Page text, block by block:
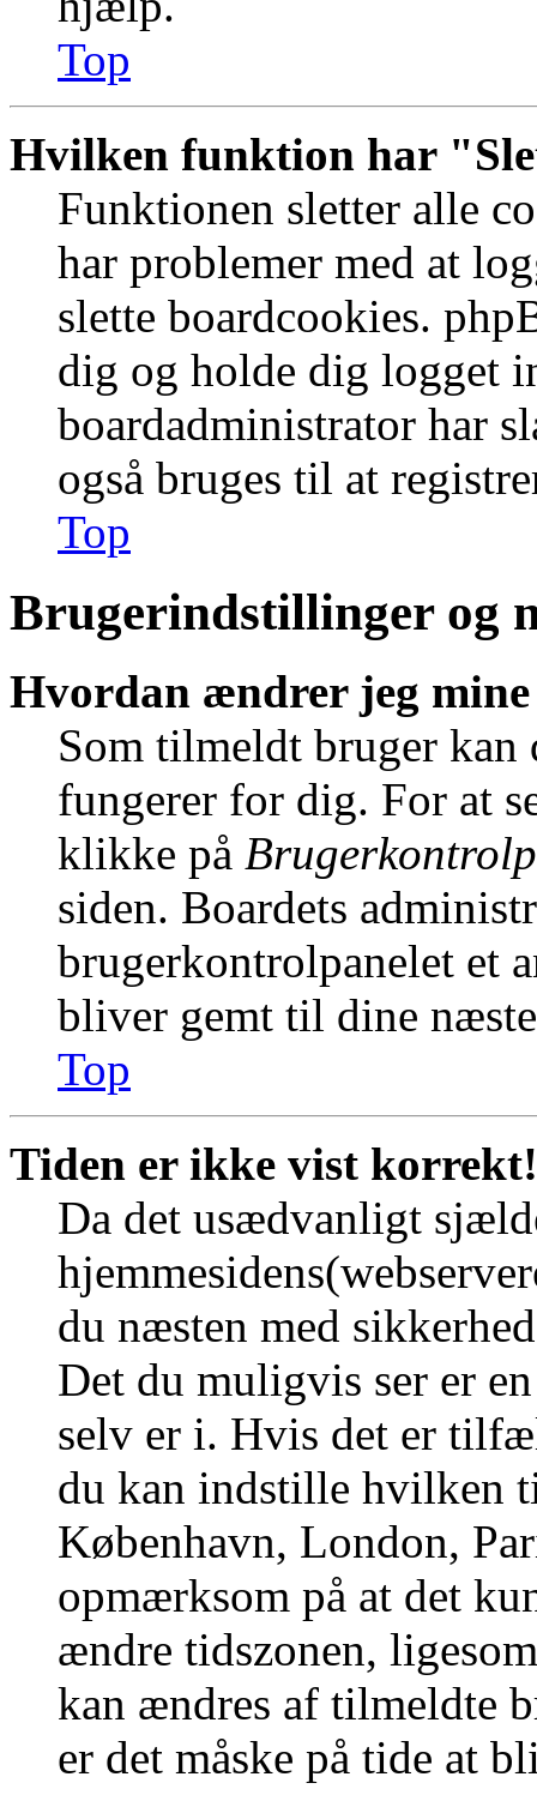
Top
Hvilken funktion har
Funktionen sletter alle
har problemer med at
slette boardcookies.
dig og holde dig logget
boardadministrator har
også bruges til at
Top
Brugerindstillinger og
Hvordan ændrer jeg
Som tilmeldt bruger kan
fungerer for dig. For at
klikke på
siden. Boardets
brugerkontrolpanelet et
bliver gemt til dine
Top
Tiden er ikke vist korrekt!
Da det usædvanligt
du næsten med
Det du muligvis ser er
selv er i. Hvis det er
du kan indstille hvilken
København, London,
opmærksom på at det
ændre tidszonen,
kan ændres af tilmeldte
er det måske på tide at